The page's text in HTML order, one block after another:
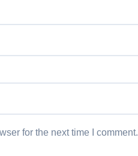
for the next time I comment.